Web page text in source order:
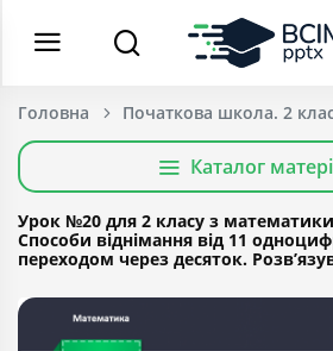
Головна Початкова школа. 2
Каталог
Урок №20 для 2 класу з
Способи віднімання від 11
переходом через десяток.